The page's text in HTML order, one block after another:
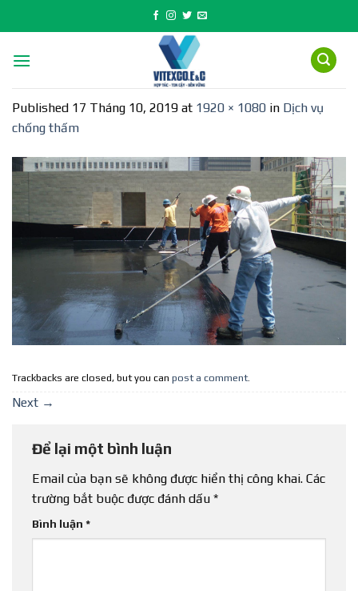
to
Published 17 Tháng 10, 2019 at 1920 × 1080 in Dịch vụ
chống thấm
Trackbacks are closed, but you can post a comment.
Next →
Để lại một bình luận
Email của bạn sẽ không được hiển thị công khai. Các
trường bắt buộc được đánh dấu *
Bình luận *